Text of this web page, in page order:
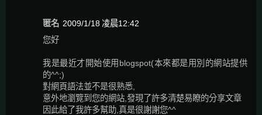
匿名 2009/1/18 凌晨12:42
您好
我是最近才開始使用blogspot(本來都是用別的網站提供
的^^;)
對網頁語法並不是很熟悉,
意外地瀏覽到您的網站,發現了許多清楚易瞭的分享文章
因此給了我許多幫助,真是很謝謝您^^